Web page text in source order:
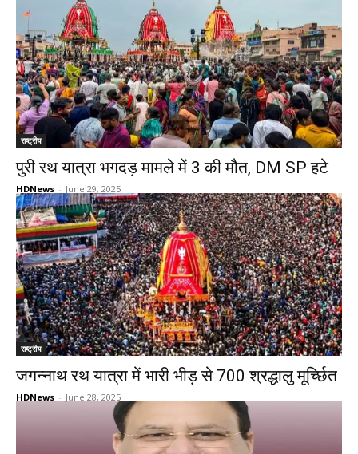
राष्ट्रीय
पुरी रथ यात्रा भगदड़ मामले में 3 की मौत, DM SP हटे
HDNews - June 29, 2025
राष्ट्रीय
जगन्नाथ रथ यात्रा में भारी भीड़ से 700 श्रद्धालु मूर्च्छित
HDNews - June 28, 2025